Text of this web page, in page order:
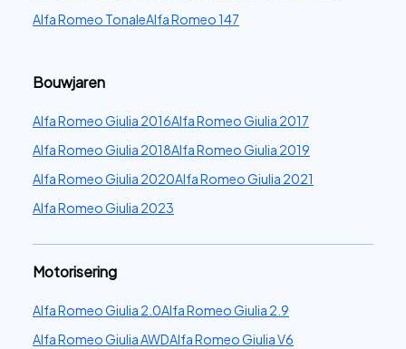
Alfa Romeo TonaleAlfa Romeo 147
Bouwjaren
Alfa Romeo Giulia 2016Alfa Romeo Giulia 2017
Alfa Romeo Giulia 2018Alfa Romeo Giulia 2019
Alfa Romeo Giulia 2020Alfa Romeo Giulia 2021
Alfa Romeo Giulia 2023
Motorisering
Alfa Romeo Giulia 2.0Alfa Romeo Giulia 2.9
Alfa Romeo Giulia AWDAlfa Romeo Giulia V6